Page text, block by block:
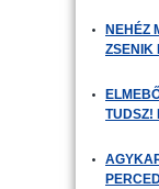
NEHÉZ
ZSENIK
TUDSZ!